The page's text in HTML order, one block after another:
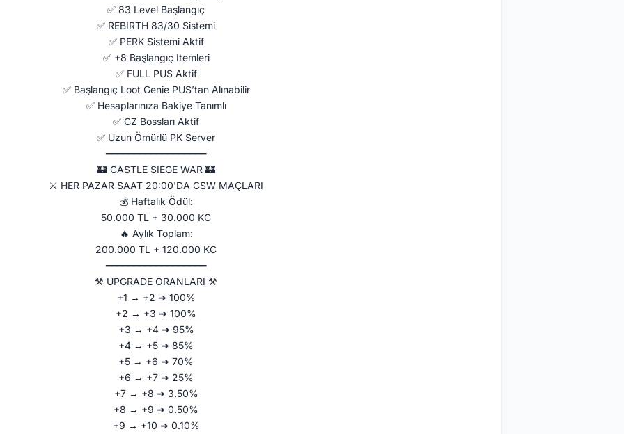
✅ 83 Level Başlangıç
✅ REBIRTH 83/30 Sistemi
✅ PERK Sistemi Aktif
✅ +8 Başlangıç Itemleri
✅ FULL PUS Aktif
✅ Başlangıç Loot Genie PUS’tan Alınabilir
✅ Hesaplarınıza Bakiye Tanımlı
✅ CZ Bossları Aktif
✅ Uzun Ömürlü PK Server
━━━━━━━━━━━━━━━━━━
🏰 CASTLE SIEGE WAR 🏰
⚔ HER PAZAR SAAT 20:00'DA CSW MAÇLARI
💰 Haftalık Ödül:
50.000 TL + 30.000 KC
🔥 Aylık Toplam:
200.000 TL + 120.000 KC
━━━━━━━━━━━━━━━━━━
⚒ UPGRADE ORANLARI ⚒
+1 → +2 ➜ 100%
+2 → +3 ➜ 100%
+3 → +4 ➜ 95%
+4 → +5 ➜ 85%
+5 → +6 ➜ 70%
+6 → +7 ➜ 25%
+7 → +8 ➜ 3.50%
+8 → +9 ➜ 0.50%
+9 → +10 ➜ 0.10%